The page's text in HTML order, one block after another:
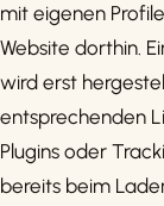
mit eigenen
Website dorthin.
wird erst
entsprechenden
Plugins oder
bereits beim